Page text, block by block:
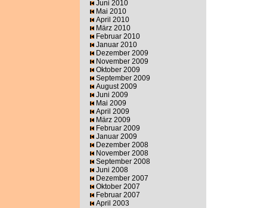
Juni 2010
Mai 2010
April 2010
März 2010
Februar 2010
Januar 2010
Dezember 2009
November 2009
Oktober 2009
September 2009
August 2009
Juni 2009
Mai 2009
April 2009
März 2009
Februar 2009
Januar 2009
Dezember 2008
November 2008
September 2008
Juni 2008
Dezember 2007
Oktober 2007
Februar 2007
April 2003